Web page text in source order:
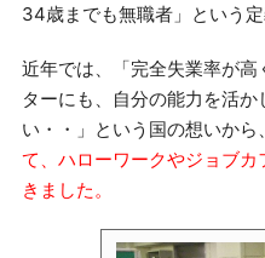
34歳までも無職者」という
近年では、「完全失業率が
ターにも、自分の能力を活
い・・」という国の想いから、
て、ハローワークやジョブ
きました。